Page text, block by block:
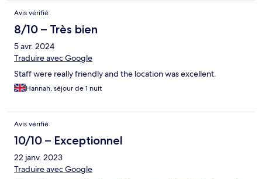
Avis vérifié
8/10 – Très bien
5 avr. 2024
Traduire avec Google
Staff were really friendly and the location was excellent.
Hannah, séjour de 1 nuit
Avis vérifié
10/10 – Exceptionnel
22 janv. 2023
Traduire avec Google